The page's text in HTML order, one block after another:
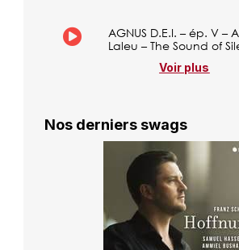
AGNUS D.E.I. – ép. V –
Laleu – The Sound of
Voir plus
Nos derniers swags